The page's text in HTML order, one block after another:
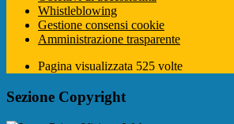
Whistleblowing
Gestione consensi cookie
Amministrazione trasparente
Pagina visualizzata 525 volte
Sezione Copyright